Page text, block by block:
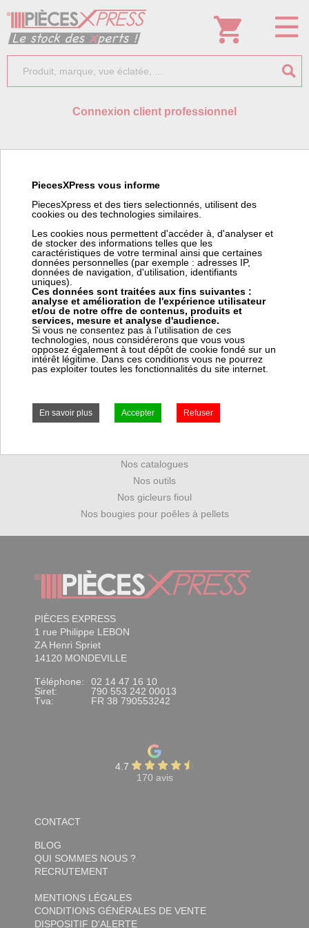
Connexion client professionnel
Mot de passe perdu
Nos catalogues
Nos outils
Nos gicleurs fioul
Nos bougies pour poêles à pellets
PIÈCES EXPRESS
1 rue Philippe LEBON
ZA Henri Spriet
14120 MONDEVILLE
Téléphone:
02 14 47 16 10
Siret:
790 553 242 00013
Tva:
FR 38 790553242
4.7
170 avis
CONTACT
BLOG
QUI SOMMES NOUS ?
RECRUTEMENT
MENTIONS LÉGALES
CONDITIONS GÉNÉRALES DE VENTE
DISPOSITIF D'ALERTE
PiecesXPress vous informe
PiecesXpress et des tiers selectionnés, utilisent des
cookies ou des technologies similaires.
Les cookies nous permettent d'accéder à, d'analyser et
de stocker des informations telles que les
caractéristiques de votre terminal ainsi que certaines
données personnelles (par exemple : adresses IP,
données de navigation, d'utilisation, identifiants
uniques).
Ces données sont traitées aux fins suivantes :
analyse et amélioration de l'expérience utilisateur
et/ou de notre offre de contenus, produits et
services, mesure et analyse d'audience.
Si vous ne consentez pas à l'utilisation de ces
technologies, nous considérerons que vous vous
opposez également à tout dépôt de cookie fondé sur un
intérêt légitime. Dans ces conditions vous ne pourrez
pas exploiter toutes les fonctionnalités du site internet.